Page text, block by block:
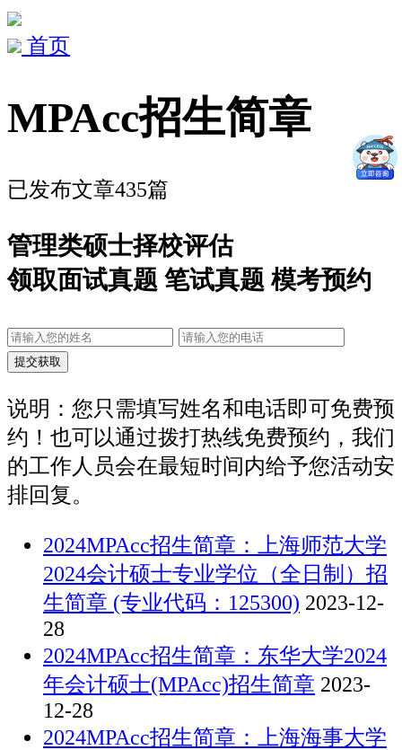
首页
MPAcc招生简章
已发布文章435篇
管理类硕士择校评估
领取面试真题 笔试真题 模考预约
说明：您只需填写姓名和电话即可免费预
约！也可以通过拨打热线免费预约，我们
的工作人员会在最短时间内给予您活动安
排回复。
2024MPAcc招生简章：上海师范大学
2024会计硕士专业学位（全日制）招
生简章 (专业代码：125300) 2023-12-
28
2024MPAcc招生简章：东华大学2024
年会计硕士(MPAcc)招生简章 2023-
12-28
2024MPAcc招生简章：上海海事大学